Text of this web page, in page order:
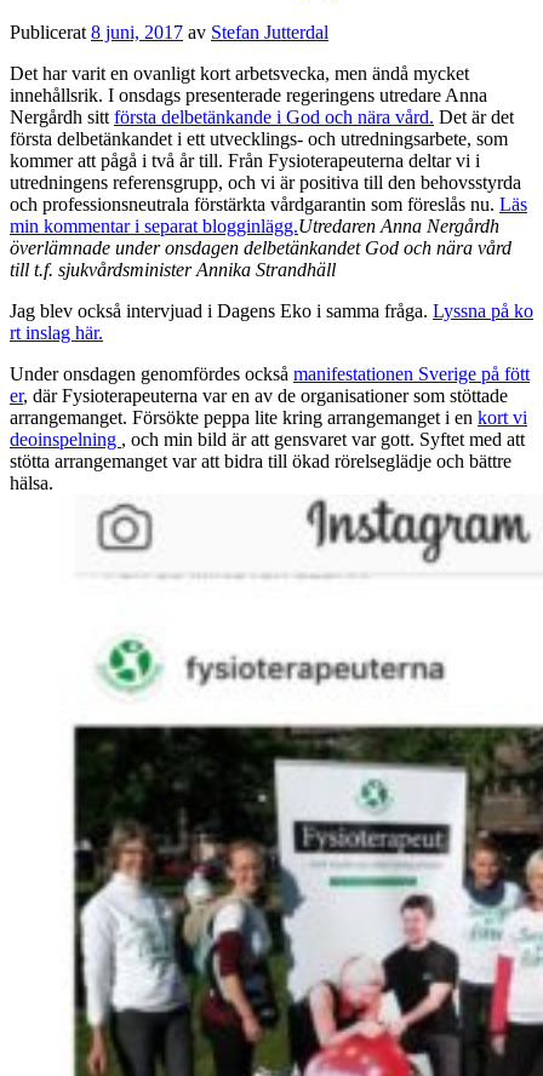
Publicerat 8 juni, 2017 av Stefan Jutterdal
Det har varit en ovanligt kort arbetsvecka, men ändå mycket
innehållsrik. I onsdags presenterade regeringens utredare Anna
Nergårdh sitt första delbetänkande i God och nära vård. Det är det
första delbetänkandet i ett utvecklings- och utredningsarbete, som
kommer att pågå i två år till. Från Fysioterapeuterna deltar vi i
utredningens referensgrupp, och vi är positiva till den behovsstyrda
och professionsneutrala förstärkta vårdgarantin som föreslås nu. Läs
min kommentar i separat blogginlägg.Utredaren Anna Nergårdh
överlämnade under onsdagen delbetänkandet God och nära vård
till t.f. sjukvårdsminister Annika Strandhäll
Jag blev också intervjuad i Dagens Eko i samma fråga. Lyssna på ko
rt inslag här.
Under onsdagen genomfördes också manifestationen Sverige på fött
er, där Fysioterapeuterna var en av de organisationer som stöttade
arrangemanget. Försökte peppa lite kring arrangemanget i en kort vi
deoinspelning , och min bild är att gensvaret var gott. Syftet med att
stötta arrangemanget var att bidra till ökad rörelseglädje och bättre
hälsa.